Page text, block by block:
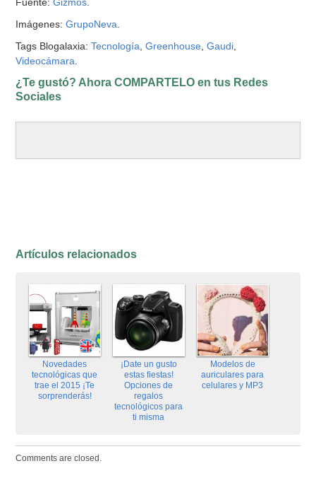
Imágenes:GrupoNeva
Tags Blogalaxia:Tecnología ,Greenhouse ,Gaudi
Videocámara
¿Te gustó? Ahora COMPARTELO en tus Redes
Sociales
Artículos relacionados
Novedades
tecnológicas que
trae el 2015 ¡Te
sorprenderás!
¡Date un gusto
estas fiestas!
Opciones de
regalos
tecnológicos para
ti misma
Modelos de
auriculares para
celulares y MP3
Comments are closed.